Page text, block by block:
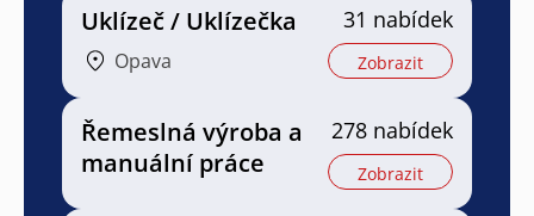
Uklízeč / Uklízečka
Opava
31 nabídek
Zobrazit
Řemeslná výroba a
manuální práce
278 nabídek
Zobrazit